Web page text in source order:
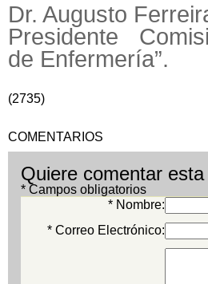
Dr. Augusto
Presidente
de Enfermería”.
(2735)
COMENTARIOS
Quiere comentar
* Campos obligatorios
* Nombre:
* Correo Electrónico: